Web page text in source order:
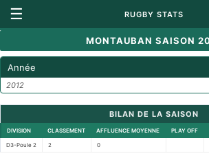
☰ RUGBY STATS
MONTAUBAN SAISON
Année
2012
BILAN DE LA SAISON
DIVISION CLASSEMENT AFFLUENCE MOYENNE PLAY OFF
D3-Poule 2 2 0